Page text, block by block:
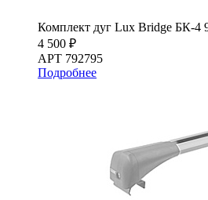
Комплект дуг Lux Bridge БК-4
4 500 ₽
АРТ 792795
Подробнее